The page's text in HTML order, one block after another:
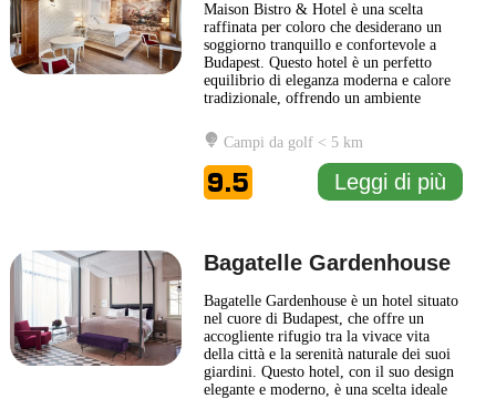
Maison Bistro & Hotel è una scelta
raffinata per coloro che desiderano un
soggiorno tranquillo e confortevole a
Budapest. Questo hotel è un perfetto
equilibrio di eleganza moderna e calore
tradizionale, offrendo un ambiente
Ogni stanza è progettata con attenzione
ai dettagli, combinando design
contemporaneo e comfort funzionale,
rendendo ogni soggiorno un'esperienza
Leggi di più
Campi da golf < 5 km
9.5 Leggi di più
Bagatelle Gardenhouse
Bagatelle Gardenhouse è un hotel situato
nel cuore di Budapest, che offre un
accogliente rifugio tra la vivace vita
della città e la serenità naturale dei suoi
giardini. Questo hotel, con il suo design
elegante e moderno, è una scelta ideale